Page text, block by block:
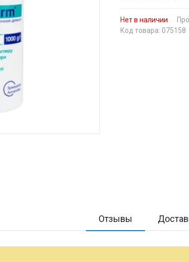
Нет в наличии
Код товара: 075158
Отзывы